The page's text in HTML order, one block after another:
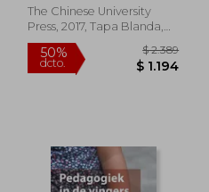
The Chinese University
Press, 2017, Tapa Blanda,
Nuevo